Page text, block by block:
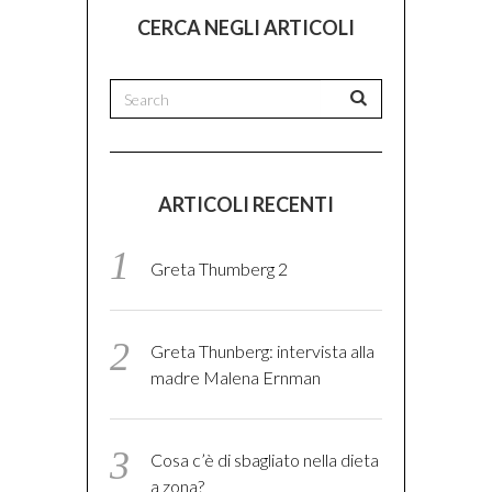
CERCA NEGLI ARTICOLI
ARTICOLI RECENTI
Greta Thumberg 2
Greta Thunberg: intervista alla
madre Malena Ernman
Cosa c’è di sbagliato nella dieta
a zona?